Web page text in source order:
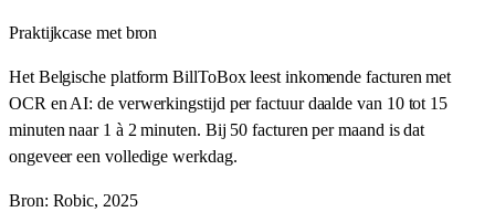
Praktijkcase met bron
Het Belgische platform BillToBox leest inkomende facturen met
OCR en AI: de verwerkingstijd per factuur daalde van 10 tot 15
minuten naar 1 à 2 minuten. Bij 50 facturen per maand is dat
ongeveer een volledige werkdag.
Bron: Robic, 2025